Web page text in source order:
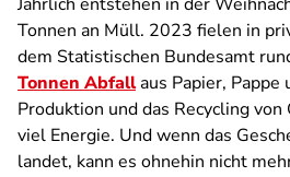
Tonnen an Müll. 2023 fielen in
dem Statistischen Bundesamt
Tonnen Abfallaus Papier, Pappe
Produktion und das Recycling
viel Energie. Und wenn das
landet, kann es ohnehin nicht